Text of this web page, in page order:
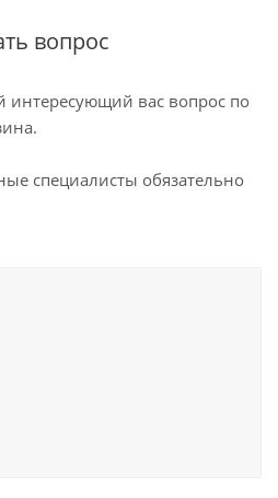
вопрос
интересующий вас вопрос по
специалисты обязательно